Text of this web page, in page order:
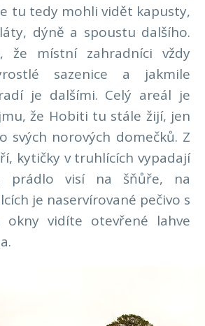
tu tedy mohli vidět kapusty,
dýně a spoustu dalšího.
že místní zahradníci vždy
sazenice a jakmile
je dalšími. Celý areál je
že Hobiti tu stále žijí, jen
svých norových domečků. Z
kytičky v truhlících vypadají
prádlo visí na šňůře, na
je naservírované pečivo s
okny vidíte otevřené lahve